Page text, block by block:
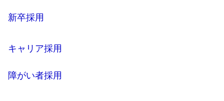
新卒採用
キャリア採用
障がい者採用